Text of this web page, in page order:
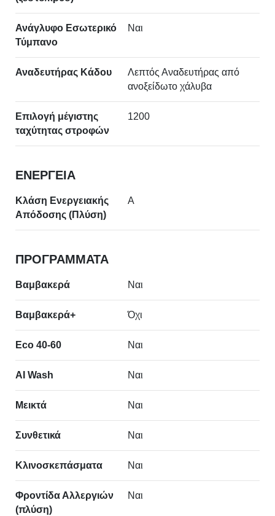
Ανάγλυφο Εσωτερικό
Τύμπανο
Ναι
Αναδευτήρας Κάδου
Λεπτός Αναδευτήρας από
ανοξείδωτο χάλυβα
Επιλογή μέγιστης
ταχύτητας στροφών
1200
ΕΝΕΡΓΕΙΑ
Κλάση Ενεργειακής
Απόδοσης (Πλύση)
A
ΠΡΟΓΡΑΜΜΑΤΑ
Βαμβακερά Ναι
Βαμβακερά+ Όχι
Eco 40-60 Ναι
AI Wash Ναι
Μεικτά Ναι
Συνθετικά Ναι
Kλινoσκεπάσματα Ναι
Φροντίδα Αλλεργιών
(πλύση)
Ναι
Online Chat